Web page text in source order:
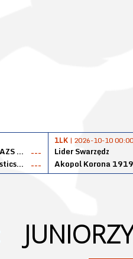
Akopol Korona 1919 AZS PK Kraków
---
GMMInoxMergerLogisticsPanteryŁańcut
---
1LK | 2026-10-10 00:00
Lider Swarzędz